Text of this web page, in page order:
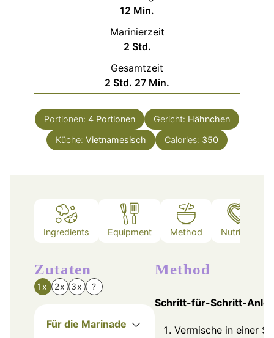
12 Minuten
Min.
Marinierzeit
2Stunden
Std.
Gesamtzeit
2 Stunden
Std. 27Minuten
Min.
Portionen: 4 Portionen Gericht: Hähnchen
Küche: Vietnamesisch Calories: 350
Ingredients Equipment Method Nutrition
Zutaten
1x 2x 3x ?
Für die Marinade
Method
Schritt-für-Schritt-
Vermische in einer